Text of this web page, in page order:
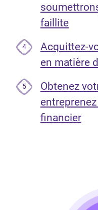
faillite
4
Acquittez-
en matière
5
Obtenez
financier